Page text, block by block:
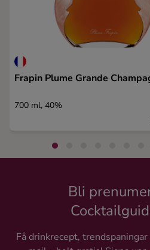
Frapin Plume Grande
700 ml, 40%
Bli
Få drinkrecept,